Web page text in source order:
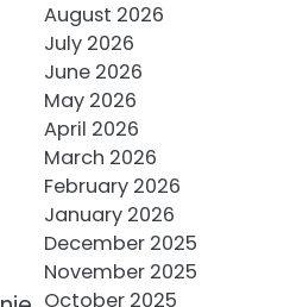
August 2026
July 2026
June 2026
May 2026
April 2026
March 2026
February 2026
January 2026
December 2025
November 2025
October 2025